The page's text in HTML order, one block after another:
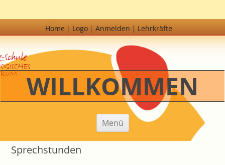
Home Logo Anmelden Lehrkräfte
WILLKOMMEN
Menü
Zum Inhalt springen
Sprechstunden